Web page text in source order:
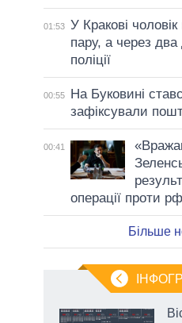
01:53 У Кракові
пару, а через
поліції
00:55
На Буковині
зафіксували
00:41
операції проти рф
Більше